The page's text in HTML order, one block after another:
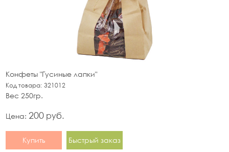
Конфеты "Гусиные лапки"
Код товара: 321012
Вес 250гр.
Цена: 200 руб.
Купить Быстрый заказ